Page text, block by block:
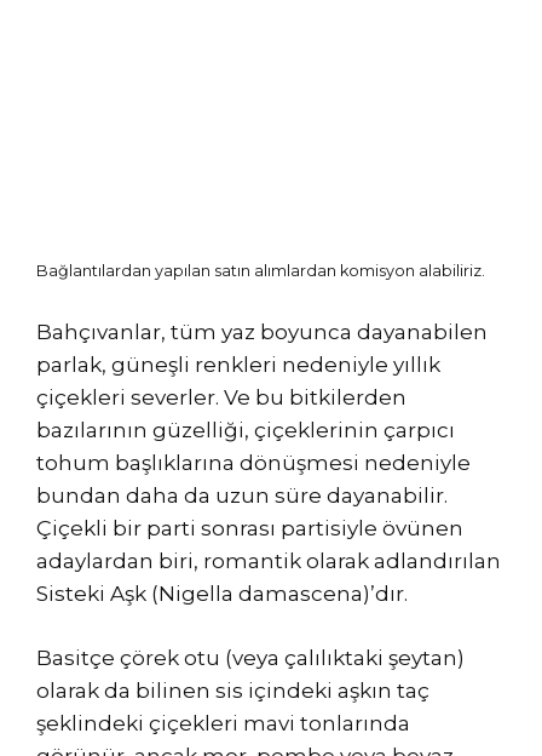
Bağlantılardan yapılan satın alımlardan komisyon alabiliriz.
Bahçıvanlar, tüm yaz boyunca dayanabilen
parlak, güneşli renkleri nedeniyle yıllık
çiçekleri severler. Ve bu bitkilerden
bazılarının güzelliği, çiçeklerinin çarpıcı
tohum başlıklarına dönüşmesi nedeniyle
bundan daha da uzun süre dayanabilir.
Çiçekli bir parti sonrası partisiyle övünen
adaylardan biri, romantik olarak adlandırılan
Sisteki Aşk (Nigella damascena)’dır.
Basitçe çörek otu (veya çalılıktaki şeytan)
olarak da bilinen sis içindeki aşkın taç
şeklindeki çiçekleri mavi tonlarında